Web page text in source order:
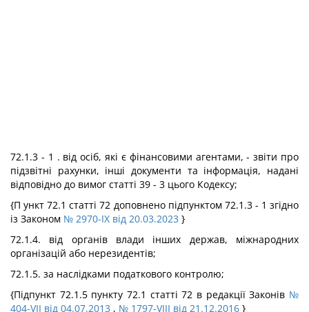
72.1.3 - 1 . від осіб, які є фінансовими агентами, - звіти про
підзвітні рахунки, інші документи та інформація, надані
відповідно до вимог статті 39 - 3 цього Кодексу;
{П ункт 72.1 статті 72 доповнено підпунктом 72.1.3 - 1 згідно
із Законом № 2970-IX від 20.03.2023 }
72.1.4. від органів влади інших держав, міжнародних
організацій або нерезидентів;
72.1.5. за наслідками податкового контролю;
{Підпункт 72.1.5 пункту 72.1 статті 72 в редакції Законів №
404-VII від 04.07.2013 , № 1797-VIII від 21.12.2016 }